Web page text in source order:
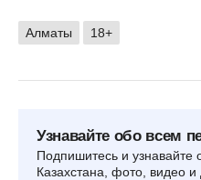
Алматы 18+
Узнавайте обо всем
Подпишитесь и узнавайте
Казахстана, фото, видео и